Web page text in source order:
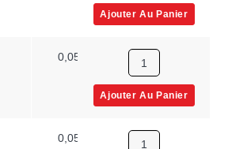
Ajouter Au Panier
0,050 x 0,080 po
Ajouter Au Panier
0,050 x 0,080 po